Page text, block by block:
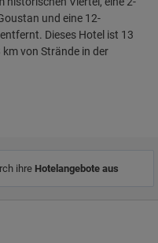
und eine 12-
Dieses Hotel ist 13
von Strände in der
ihre Hotelangebote aus